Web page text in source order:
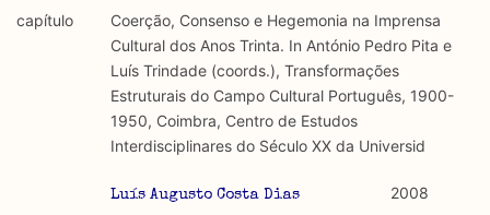
capítulo
Coerção, Consenso e Hegemonia na Imprensa
Cultural dos Anos Trinta. In António Pedro Pita e
Luís Trindade (coords.), Transformações
Estruturais do Campo Cultural Português, 1900-
1950, Coimbra, Centro de Estudos
Interdisciplinares do Século XX da Universid
Luís Augusto Costa Dias 2008